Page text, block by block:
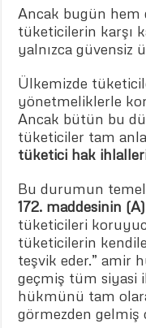
Ancak bugün hem
tüketicilerin karşı
yalnızca güvensiz
Ülkemizde
yönetmeliklerle
Ancak bütün bu
tüketiciler tam
tüketici hak
Bu durumun
172. maddesinin
tüketicileri
tüketicilerin
teşvik eder.” amir
geçmiş tüm siyasi
hükmünü tam
görmezden gelmiş